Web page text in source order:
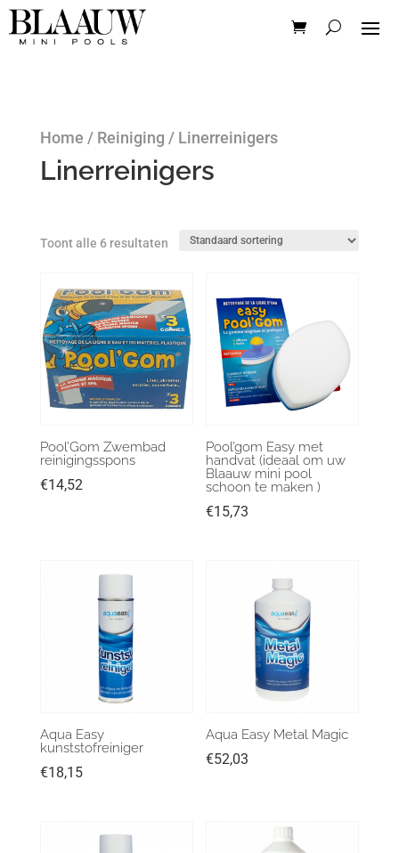
Home / Reiniging / Linerreinigers
Linerreinigers
Toont alle 6 resultaten
Pool’Gom Zwembad
reinigingsspons
€14,52
Pool’gom Easy met
handvat (ideaal om uw
Blaauw mini pool
schoon te maken )
€15,73
Aqua Easy
kunststofreiniger
€18,15
Aqua Easy Metal Magic
€52,03